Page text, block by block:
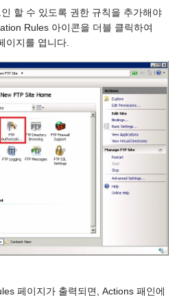
할 수 있도록 권한 규칙을 추가해야
Rules 아이콘을 더블 클릭하여
이지를 엽니다.
페이지가 출력되면, Actions 패인에